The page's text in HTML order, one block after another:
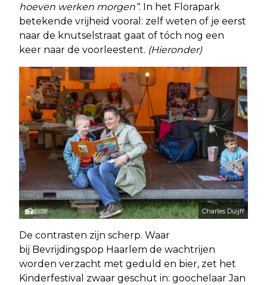
hoeven werken morgen”. In het Florapark
betekende vrijheid vooral: zelf weten of je eerst
naar de knutselstraat gaat of tóch nog een
keer naar de voorleestent. (Hieronder)
Charles Duijff
De contrasten zijn scherp. Waar
bij Bevrijdingspop Haarlem de wachtrijen
worden verzacht met geduld en bier, zet het
Kinderfestival zwaar geschut in: goochelaar Jan